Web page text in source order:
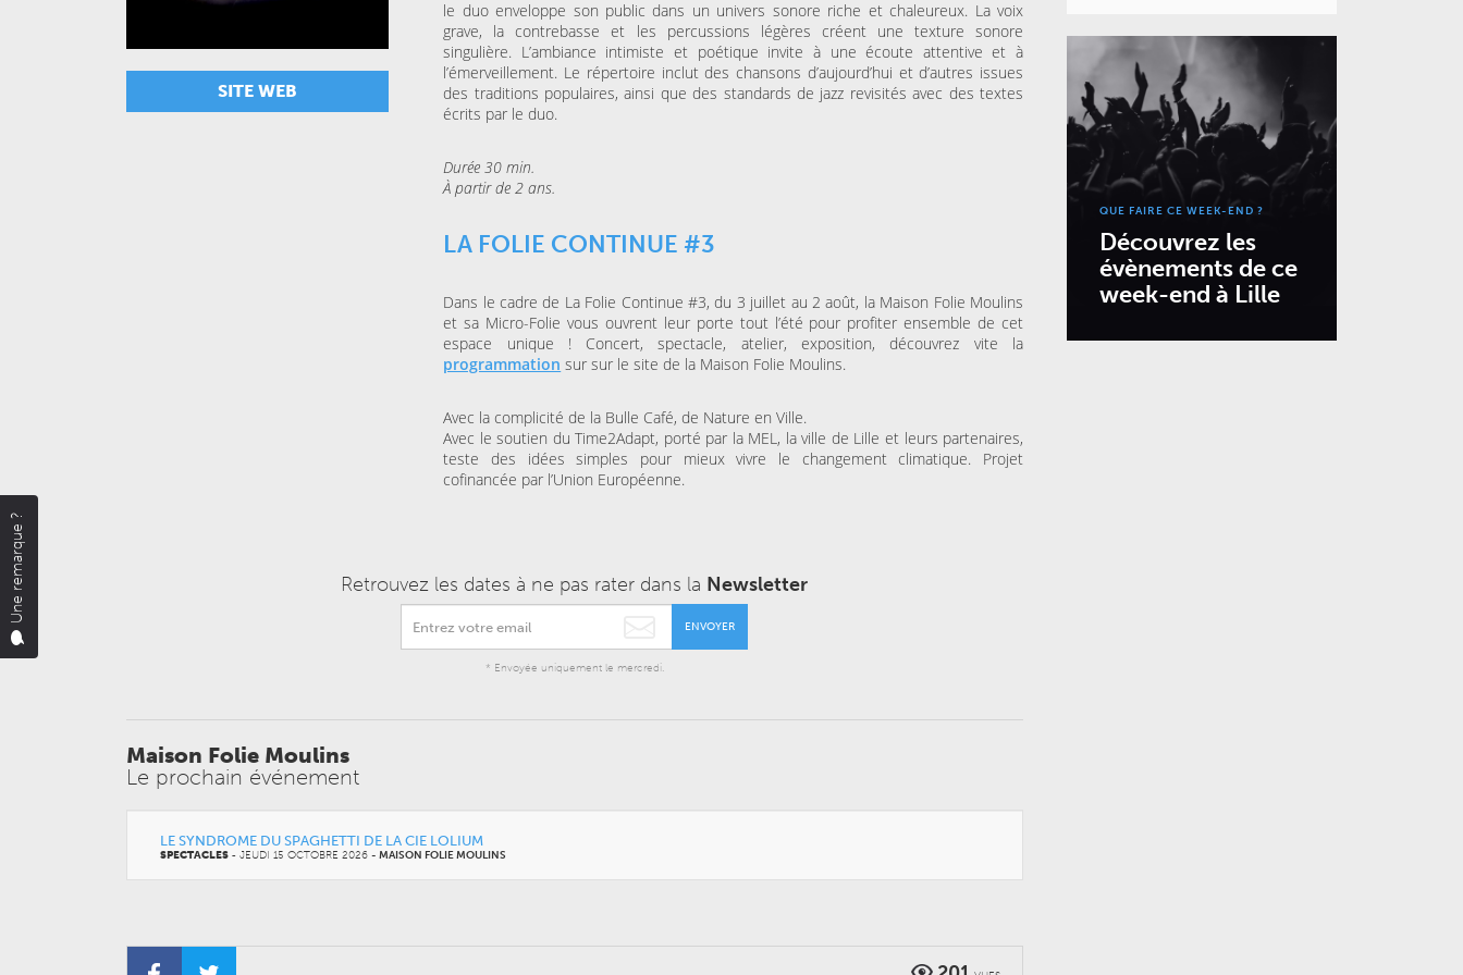
SITE WEB
le duo enveloppe son public dans un univers sonore riche et chaleureux. La voix
grave, la contrebasse et les percussions légères créent une texture sonore
singulière. L’ambiance intimiste et poétique invite à une écoute attentive et à
l’émerveillement. Le répertoire inclut des chansons d’aujourd’hui et d’autres issues
des traditions populaires, ainsi que des standards de jazz revisités avec des textes
écrits par le duo.
Durée 30 min.
À partir de 2 ans.
LA FOLIE CONTINUE #3
Dans le cadre de La Folie Continue #3, du 3 juillet au 2 août, la Maison Folie Moulins
et sa Micro-Folie vous ouvrent leur porte tout l’été pour profiter ensemble de cet
espace unique ! Concert, spectacle, atelier, exposition, découvrez vite la
programmation sur sur le site de la Maison Folie Moulins.
Avec la complicité de la Bulle Café, de Nature en Ville.
Avec le soutien du Time2Adapt, porté par la MEL, la ville de Lille et leurs partenaires,
teste des idées simples pour mieux vivre le changement climatique. Projet
cofinancée par l’Union Européenne.
Retrouvez les dates à ne pas rater dans la Newsletter
ENVOYER
* Envoyée uniquement le mercredi.
Maison Folie Moulins
Le prochain événement
LE SYNDROME DU SPAGHETTI DE LA CIE LOLIUM
SPECTACLES- JEUDI 15 OCTOBRE 2026 - MAISON FOLIE MOULINS
QUE FAIRE CE WEEK-END ?
Découvrez les
évènements de ce
week-end à Lille
Une remarque ?